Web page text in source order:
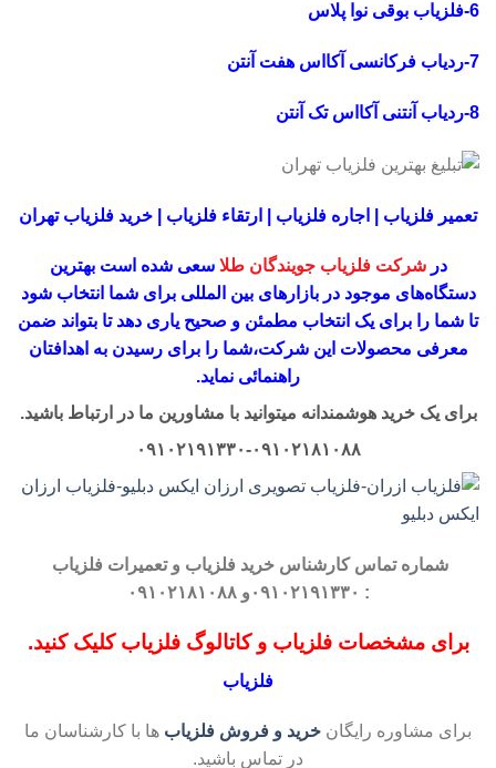
6-فلزیاب بوقی نوا پلاس
7-ردیاب فرکانسی آکااس هفت آنتن
8-ردیاب آنتنی آکااس تک آنتن
تعمیر فلزیاب | اجاره فلزیاب | ارتقاء فلزیاب | خرید فلزیاب تهران
درشرکت فلزیاب جویندگان طلا سعی شده است بهترین
دستگاه‌های موجود دربازار‌های بین المللی برای شما انتخاب شود
تا شما را برای یک انتخاب مطمئن و صحیح یاری دهد تا بتواند ضمن
معرفی محصولات این شرکت،شما را برای رسیدن به اهدافتان
راهنمائی نماید.
برای یک خرید هوشمندانه میتوانید با مشاورین ما در ارتباط باشید.
۰۹۱۰۲۱۹۱۳۳۰-۰۹۱۰۲۱۸۱۰۸۸
شماره تماس کارشناس خرید فلزیاب و تعمیرات فلزیاب
: ۰۹۱۰۲۱۹۱۳۳۰و ۰۹۱۰۲۱۸۱۰۸۸
برای مشخصات فلزیاب و کاتالوگ فلزیاب کلیک کنید.
فلزیاب
برای مشاوره رایگان خرید و فروش فلزیاب ها با کارشناسان ما
در تماس باشید.